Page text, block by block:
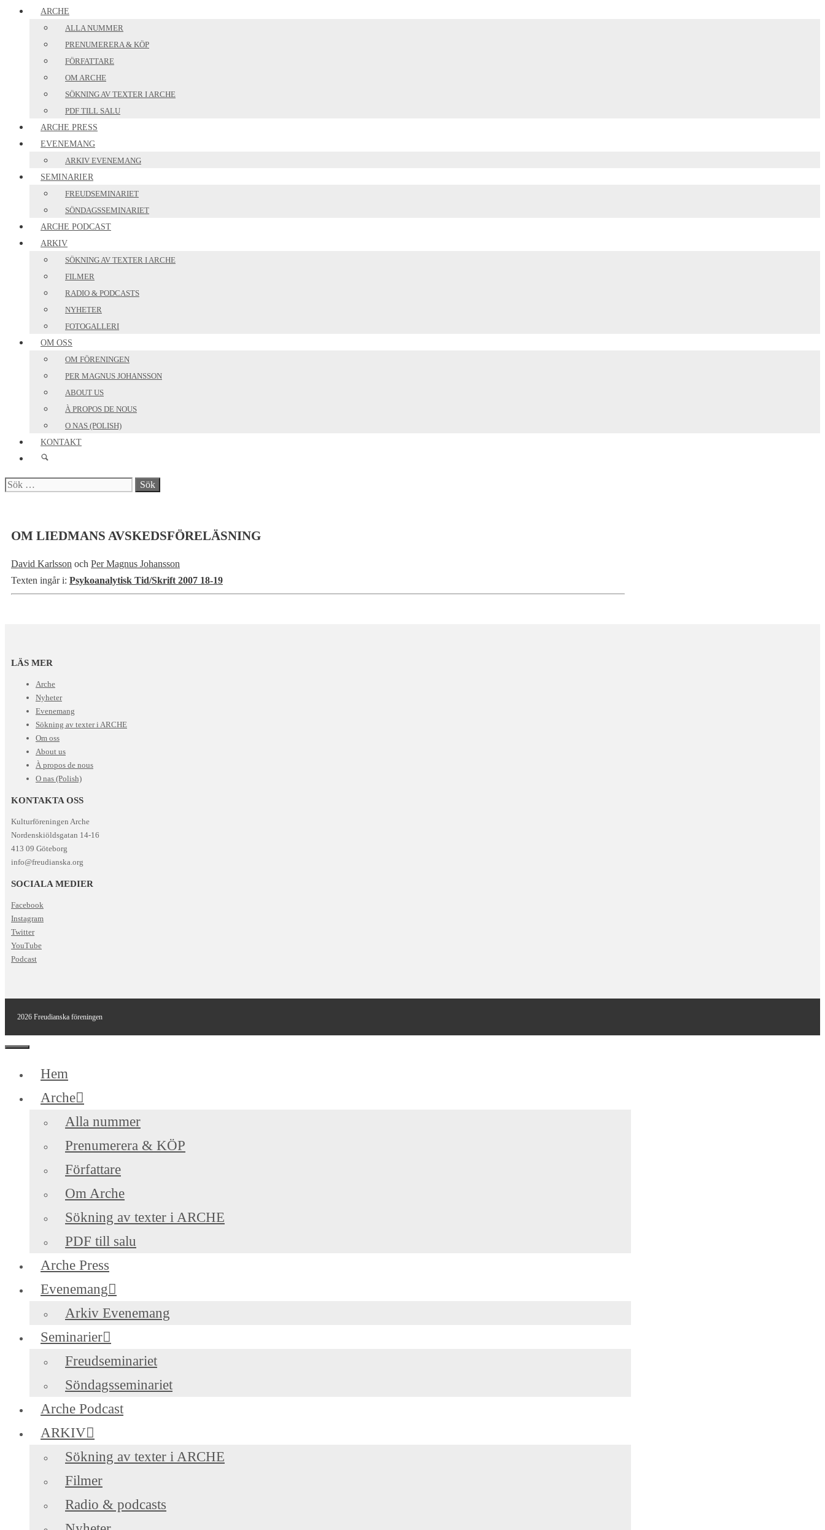
ARCHE
ALLA NUMMER
PRENUMERERA & KÖP
FÖRFATTARE
OM ARCHE
SÖKNING AV TEXTER I ARCHE
PDF TILL SALU
ARCHE PRESS
EVENEMANG
ARKIV EVENEMANG
SEMINARIER
FREUDSEMINARIET
SÖNDAGSSEMINARIET
ARCHE PODCAST
ARKIV
SÖKNING AV TEXTER I ARCHE
FILMER
RADIO & PODCASTS
NYHETER
FOTOGALLERI
OM OSS
OM FÖRENINGEN
PER MAGNUS JOHANSSON
ABOUT US
À PROPOS DE NOUS
O NAS (POLISH)
KONTAKT
Sök
OM LIEDMANS AVSKEDSFÖRELÄSNING
David Karlsson och Per Magnus Johansson
Texten ingår i: Psykoanalytisk Tid/Skrift 2007 18-19
LÄS MER
Arche
Nyheter
Evenemang
Sökning av texter i ARCHE
Om oss
About us
À propos de nous
O nas (Polish)
KONTAKTA OSS
Kulturföreningen Arche
Nordenskiöldsgatan 14-16
413 09 Göteborg
info@freudianska.org
SOCIALA MEDIER
Facebook
Instagram
Twitter
YouTube
Podcast
2026 Freudianska föreningen
Stäng
Hem
Arche
Alla nummer
Prenumerera & KÖP
Författare
Om Arche
Sökning av texter i ARCHE
PDF till salu
Arche Press
Evenemang
Arkiv Evenemang
Seminarier
Freudseminariet
Söndagsseminariet
Arche Podcast
ARKIV
Sökning av texter i ARCHE
Filmer
Radio & podcasts